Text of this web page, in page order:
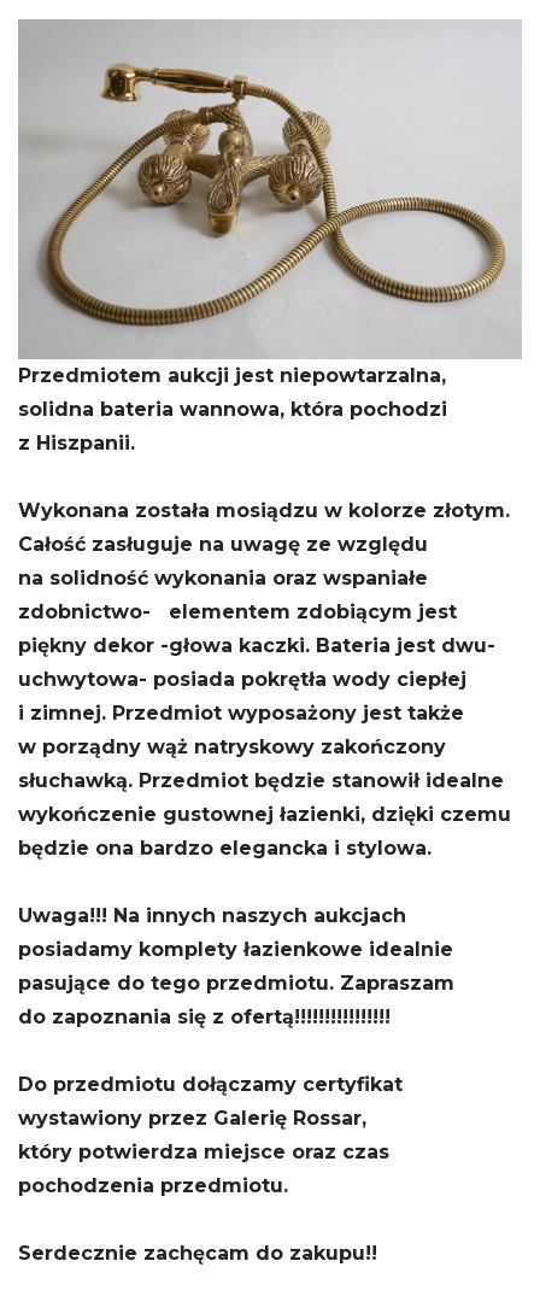
Przedmiotem aukcji jest niepowtarzalna,
solidna bateria wannowa, która pochodzi
z Hiszpanii.
Wykonana została mosiądzu w kolorze złotym.
Całość zasługuje na uwagę ze względu
na solidność wykonania oraz wspaniałe
zdobnictwo- elementem zdobiącym jest
piękny dekor -głowa kaczki. Bateria jest dwu-
uchwytowa- posiada pokrętła wody ciepłej
i zimnej. Przedmiot wyposażony jest także
w porządny wąż natryskowy zakończony
słuchawką. Przedmiot będzie stanowił idealne
wykończenie gustownej łazienki, dzięki czemu
będzie ona bardzo elegancka i stylowa.
Uwaga!!! Na innych naszych aukcjach
posiadamy komplety łazienkowe idealnie
pasujące do tego przedmiotu. Zapraszam
do zapoznania się z ofertą!!!!!!!!!!!!!!!!
Do przedmiotu dołączamy certyfikat
wystawiony przez Galerię Rossar,
który potwierdza miejsce oraz czas
pochodzenia przedmiotu.
Serdecznie zachęcam do zakupu!!